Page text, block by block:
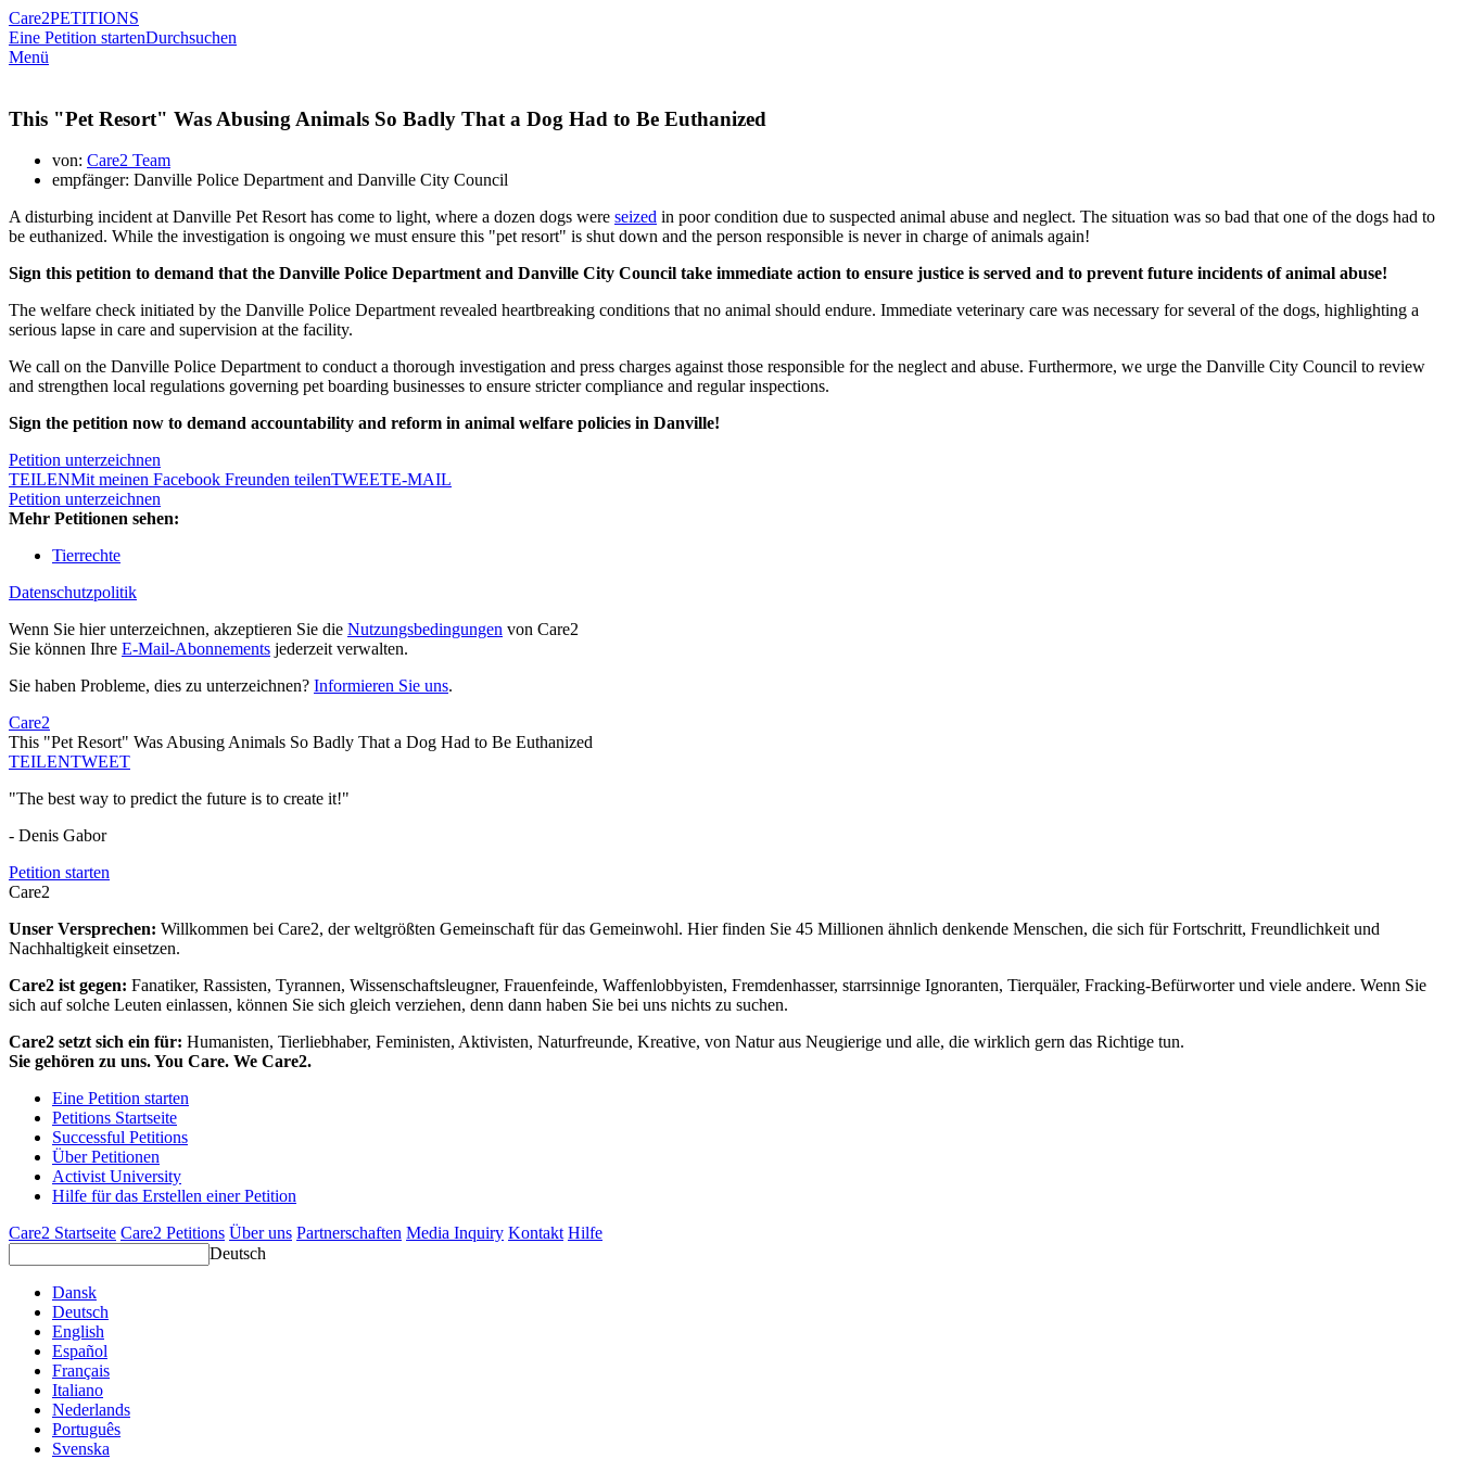
Care2PETITIONS
Eine Petition startenDurchsuchen
Menü
This "Pet Resort" Was Abusing Animals So Badly That a Dog Had to Be Euthanized
von: Care2 Team
empfänger: Danville Police Department and Danville City Council
A disturbing incident at Danville Pet Resort has come to light, where a dozen dogs were seized in poor condition due to suspected animal abuse and neglect. The situation was so bad that one of the dogs had to
be euthanized. While the investigation is ongoing we must ensure this "pet resort" is shut down and the person responsible is never in charge of animals again!
Sign this petition to demand that the Danville Police Department and Danville City Council take immediate action to ensure justice is served and to prevent future incidents of animal abuse!
The welfare check initiated by the Danville Police Department revealed heartbreaking conditions that no animal should endure. Immediate veterinary care was necessary for several of the dogs, highlighting a
serious lapse in care and supervision at the facility.
We call on the Danville Police Department to conduct a thorough investigation and press charges against those responsible for the neglect and abuse. Furthermore, we urge the Danville City Council to review
and strengthen local regulations governing pet boarding businesses to ensure stricter compliance and regular inspections.
Sign the petition now to demand accountability and reform in animal welfare policies in Danville!
Petition unterzeichnen
TEILENMit meinen Facebook Freunden teilenTWEETE-MAIL
Petition unterzeichnen
Mehr Petitionen sehen:
Tierrechte
Datenschutzpolitik
Wenn Sie hier unterzeichnen, akzeptieren Sie die Nutzungsbedingungen von Care2
Sie können Ihre E-Mail-Abonnements jederzeit verwalten.
Sie haben Probleme, dies zu unterzeichnen? Informieren Sie uns.
Care2
This "Pet Resort" Was Abusing Animals So Badly That a Dog Had to Be Euthanized
TEILENTWEET
"The best way to predict the future is to create it!"
- Denis Gabor
Petition starten
Care2
Unser Versprechen: Willkommen bei Care2, der weltgrößten Gemeinschaft für das Gemeinwohl. Hier finden Sie 45 Millionen ähnlich denkende Menschen, die sich für Fortschritt, Freundlichkeit und
Nachhaltigkeit einsetzen.
Care2 ist gegen: Fanatiker, Rassisten, Tyrannen, Wissenschaftsleugner, Frauenfeinde, Waffenlobbyisten, Fremdenhasser, starrsinnige Ignoranten, Tierquäler, Fracking-Befürworter und viele andere. Wenn Sie
sich auf solche Leuten einlassen, können Sie sich gleich verziehen, denn dann haben Sie bei uns nichts zu suchen.
Care2 setzt sich ein für: Humanisten, Tierliebhaber, Feministen, Aktivisten, Naturfreunde, Kreative, von Natur aus Neugierige und alle, die wirklich gern das Richtige tun.
Sie gehören zu uns. You Care. We Care2.
Eine Petition starten
Petitions Startseite
Successful Petitions
Über Petitionen
Activist University
Hilfe für das Erstellen einer Petition
Care2 Startseite Care2 Petitions Über uns Partnerschaften Media Inquiry Kontakt Hilfe
Deutsch
Dansk
Deutsch
English
Español
Français
Italiano
Nederlands
Português
Svenska